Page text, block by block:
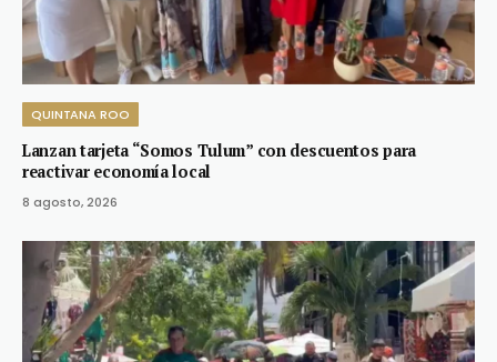
QUINTANA ROO
Lanzan tarjeta “Somos Tulum” con descuentos para
reactivar economía local
8 agosto, 2026